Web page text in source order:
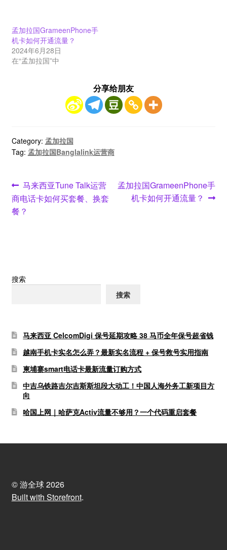
孟加拉国GrameenPhone手
机卡如何开通流量？
2024年6月28日
在“孟加拉国”中
分享给朋友
Category: 孟加拉国
Tag: 孟加拉国Banglalink运营商
文
章
Previous
post:
马来西亚Tune Talk运营
商电话卡如何买套餐、换套
餐？
Next
post:
孟加拉国GrameenPhone手
机卡如何开通流量？
搜索
搜索
马来西亚 CelcomDigi 保号延期攻略 38 马币全年保号超省钱
越南手机卡实名怎么弄？最新实名流程 + 保号救号实用指南
柬埔寨smart电话卡最新流量订购方式
中吉乌铁路吉尔吉斯斯坦段大动工！中国人海外务工新项目方
向
哈国上网｜哈萨克Activ流量不够用？一个代码重启套餐
© 游全球 2026
Built with Storefront.